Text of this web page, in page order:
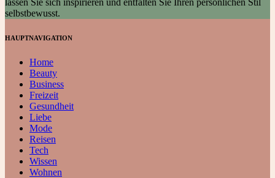
selbstbewusst.
HAUPTNAVIGATION
Home
Beauty
Business
Freizeit
Gesundheit
Liebe
Mode
Reisen
Tech
Wissen
Wohnen